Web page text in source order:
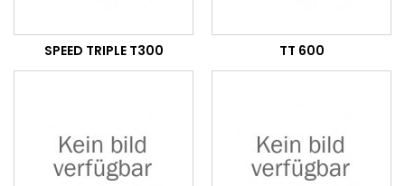
SPEED TRIPLE T300 TT 600